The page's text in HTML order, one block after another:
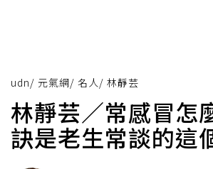
udn/ 元氣網/ 名人/ 林靜芸
林靜芸／常感冒怎
訣是老生常談的這